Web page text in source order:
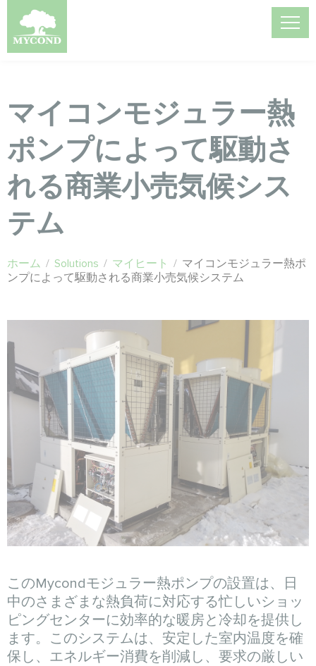
マイコンモジュラー熱
ポンプによって駆動さ
れる商業小売気候シス
テム
ホーム / Solutions / マイヒート / マイコンモジュラー熱ポ
ンプによって駆動される商業小売気候システム
このMycondモジュラー熱ポンプの設置は、日
中のさまざまな熱負荷に対応する忙しいショッ
ピングセンターに効率的な暖房と冷却を提供し
ます。このシステムは、安定した室内温度を確
保し、エネルギー消費を削減し、要求の厳しい